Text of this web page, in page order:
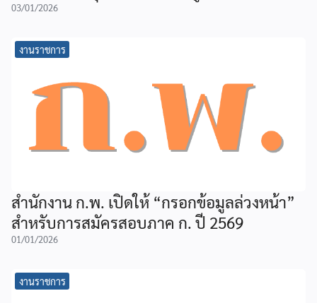
03/01/2026
งานราชการ
สำนักงาน ก.พ. เปิดให้ “กรอกข้อมูลล่วงหน้า”
สำหรับการสมัครสอบภาค ก. ปี 2569
01/01/2026
งานราชการ